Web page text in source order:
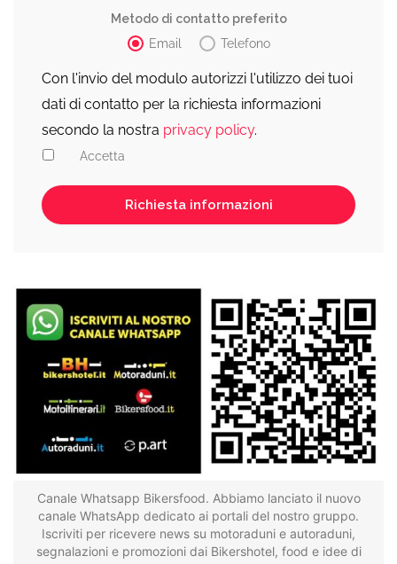
Metodo di contatto preferito
Email
Telefono
Con l'invio del modulo autorizzi l'utilizzo dei tuoi
dati di contatto per la richiesta informazioni
secondo la nostra privacy policy.
Accetta
Canale Whatsapp Bikersfood. Abbiamo lanciato il nuovo
canale WhatsApp dedicato ai portali del nostro gruppo.
Iscriviti per ricevere news su motoraduni e autoraduni,
segnalazioni e promozioni dai Bikershotel, food e idee di